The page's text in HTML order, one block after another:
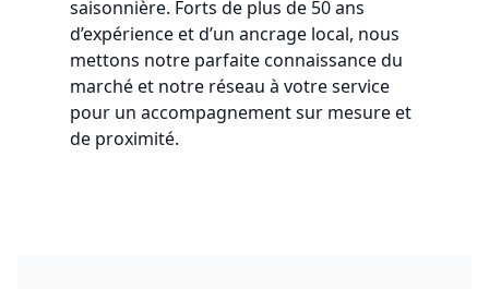
saisonnière. Forts de plus de 50 ans
d’expérience et d’un ancrage local, nous
mettons notre parfaite connaissance du
marché et notre réseau à votre service
pour un accompagnement sur mesure et
de proximité.